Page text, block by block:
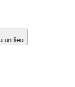
un lieu